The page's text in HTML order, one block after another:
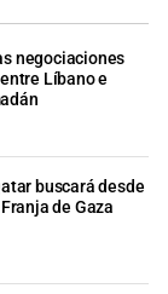
negociaciones
Líbano e
buscará desde
de Gaza